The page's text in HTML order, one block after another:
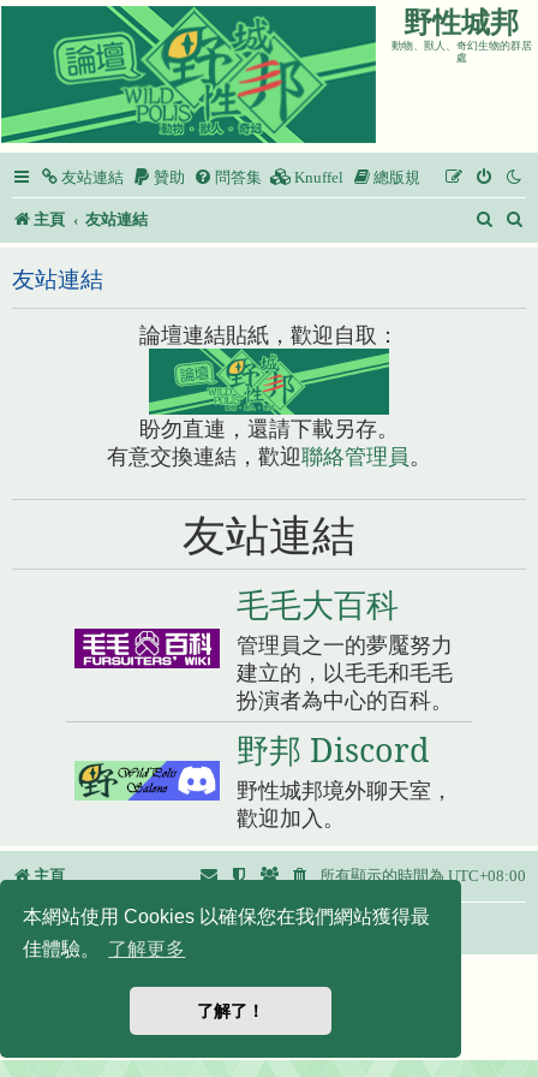
本網站使用 Cookies 以確保您在我們網站獲得最
佳體驗。
了解更多
了解了！
野性城邦
動物、獸人、奇幻生物的群居
處
友站連結 贊助 問答集 Knuffel 總版規
主頁 友站連結
搜
友站連結
論壇連結貼紙，歡迎自取：
盼勿直連，還請下載另存。
有意交換連結，歡迎聯絡管理員。
友站連結
毛毛大百科
管理員之一的夢魘努力
建立的，以毛毛和毛毛
扮演者為中心的百科。
野邦 Discord
野性城邦境外聊天室，
歡迎加入。
主頁 所有顯示的時間為 UTC+08:00
友站連結：
默認頭像擴展© 2017, 2018 - 3Di
隱私|條款